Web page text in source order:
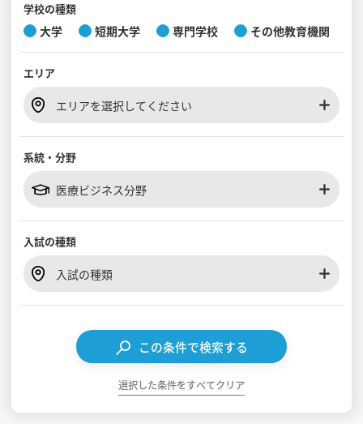
見学会WEB手引書
学校の種類
大学 短期大学 専門学校 その他教育機関
エリア
エリアを選択してください
系統・分野
医療ビジネス分野
入試の種類
入試の種類
この条件で検索する
選択した条件をすべてクリア